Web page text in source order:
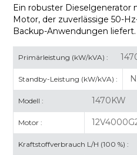
Ein robuster Dieselgenerator
Motor, der zuverlässige 50-
Backup-Anwendungen liefert.
Primärleistung (kW/kVA) :
Standby-Leistung (kW/kVA) :
Modell : 1470KW
Motor :
Kraftstoffverbrauch L/H (100 %) :